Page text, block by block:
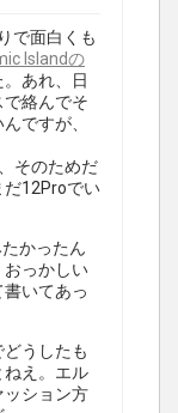
で面白くも
Islandの
あれ、日
絡んでそ
ですが、
そのためだ
だ12Proでい
かったん
おっかしい
いてあっ
うしたも
ねえ。エル
ッション方